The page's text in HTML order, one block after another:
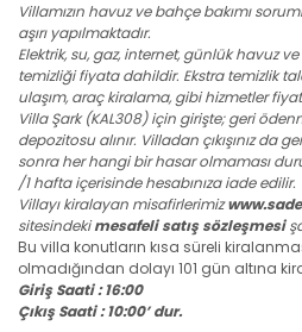
Villamızın havuz ve bahçe bakımı
aşırı yapılmaktadır.
Elektrik, su, gaz, internet, günlük havuz
temizliği fiyata dahildir. Ekstra temizlik
ulaşım, araç kiralama, gibi hizmetler
Villa Şark (KAL308) için girişte; geri
depozitosu alınır. Villadan çıkışınız da
sonra her hangi bir hasar olmaması
/1 hafta içerisinde hesabınıza iade edilir.
Villayı kiralayan misafirlerimiz
sitesindekimesafeli satış sözleşmesi
Bu villa konutların kısa süreli
olmadığından dolayı 101 gün altına
Giriş Saati : 16:00
Çıkış Saati : 10:00’ dur.